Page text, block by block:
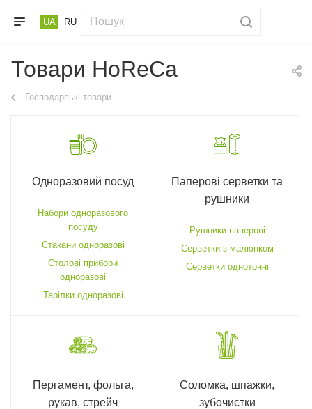
UA RU
Товари HoReCa
Господарські товари
Одноразовий посуд
Набори одноразового
посуду
Стакани одноразові
Столові прибори
одноразові
Тарілки одноразові
Паперові серветки та
рушники
Рушники паперові
Серветки з малюнком
Серветки однотонні
Пергамент, фольга,
рукав, стрейч
Соломка, шпажки,
зубочистки